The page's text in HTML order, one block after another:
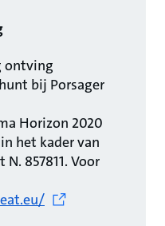
ontving
bij Porsager
Horizon 2020
het kader van
857811. Voor